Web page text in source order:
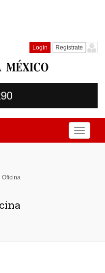
Login Registrate
Toggle
Oficina